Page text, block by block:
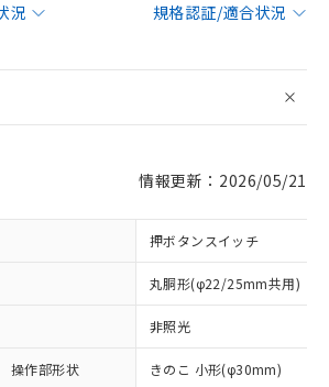
況
規格認証/適合状況
情報更新：2026/05/21
押ボタンスイッチ
丸胴形(φ22/25mm共用)
非照光
操作部形状 きのこ 小形(φ30mm)